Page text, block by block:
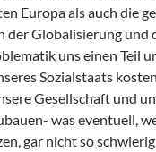
Europa als auch die
der Globalisierung und
uns einen Teil
Sozialstaats
Gesellschaft und
was eventuell,
gar nicht so